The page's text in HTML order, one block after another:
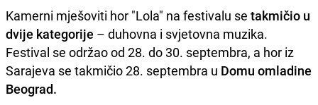
Kamerni mješoviti hor "Lola" na festivalu se takmičio u
dvije kategorije – duhovna i svjetovna muzika.
Festival se održao od 28. do 30. septembra, a hor iz
Sarajeva se takmičio 28. septembra u Domu omladine
Beograd.